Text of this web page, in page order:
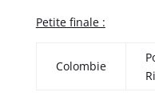
Petite finale :
Colombie